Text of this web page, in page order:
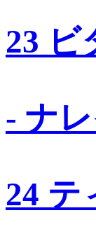
23 ビ
- ナ
24 テ